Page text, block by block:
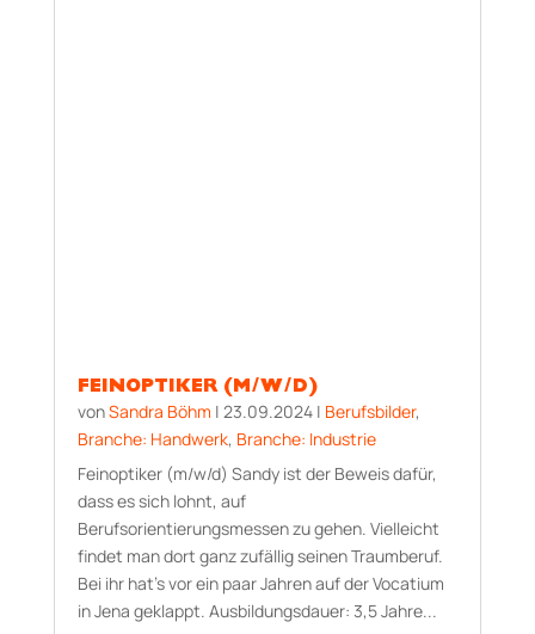
FEINOPTIKER (M/W/D)
vonSandra Böhm | 23.09.2024| Berufsbilder,
Branche: Handwerk, Branche: Industrie
Feinoptiker (m/w/d) Sandy ist der Beweis dafür,
dass es sich lohnt, auf
Berufsorientierungsmessen zu gehen. Vielleicht
findet man dort ganz zufällig seinen Traumberuf.
Bei ihr hat’s vor ein paar Jahren auf der Vocatium
in Jena geklappt. Aus­bildungs­dauer: 3,5 Jahre...